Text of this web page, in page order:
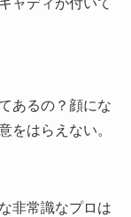
あるの？顔にな
をはらえない。
非常識なプロは